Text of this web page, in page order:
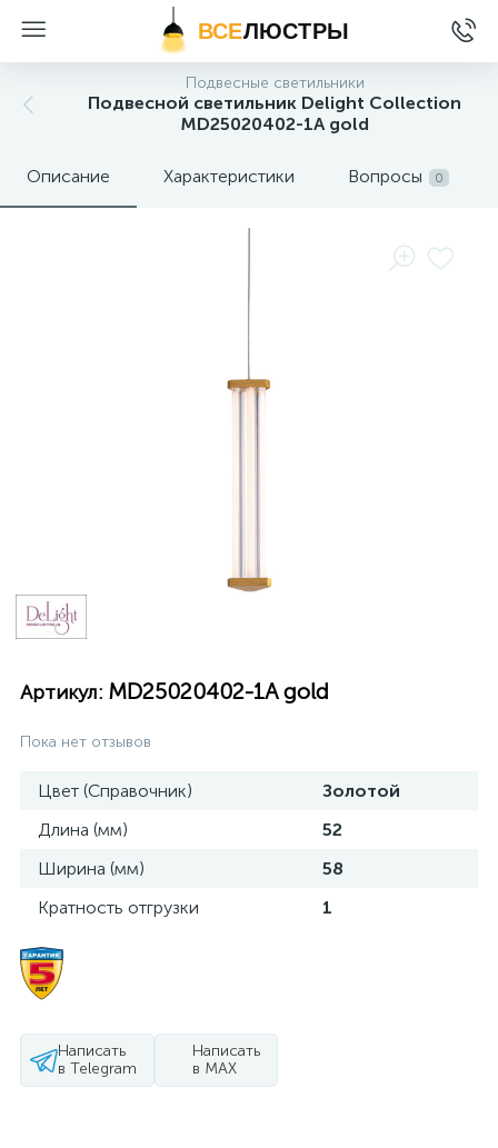
ВСЕЛЮСТРЫ
Подвесные светильники
Подвесной светильник Delight Collection
MD25020402-1A gold
Описание Характеристики Вопросы 0
Артикул: MD25020402-1A gold
Пока нет отзывов
Цвет (Справочник)
Золотой
Длина (мм)
52
Ширина (мм)
58
Кратность отгрузки
1
Написать
в Telegram
Написать
в MAX